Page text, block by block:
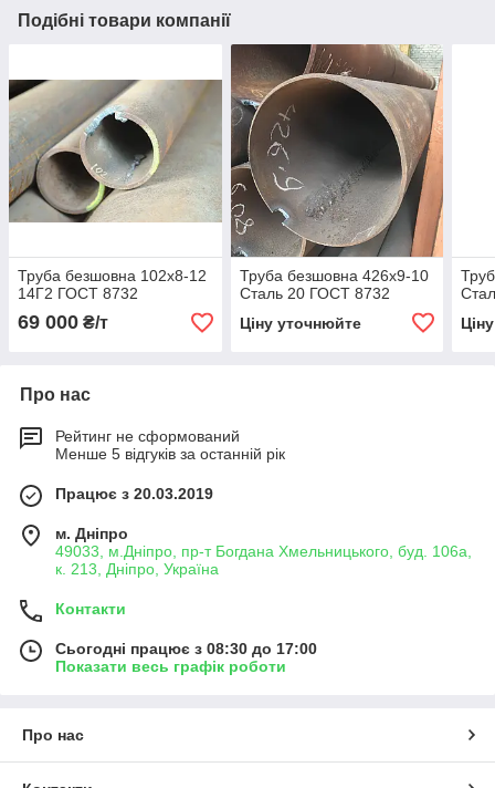
Подібні товари компанії
Труба безшовна 102х8-12
14Г2 ГОСТ 8732
69 000 ₴/т
Труба безшовна 426х9-10
Сталь 20 ГОСТ 8732
Ціну уточнюйте
Про нас
Рейтинг не сформований
Менше 5 відгуків за останній рік
Працює з 20.03.2019
м. Дніпро
49033, м.Дніпро, пр-т Богдана Хмельницького, буд. 106а,
к. 213, Дніпро, Україна
Контакти
Сьогодні працює з 08:30 до 17:00
Показати весь графік роботи
Про нас